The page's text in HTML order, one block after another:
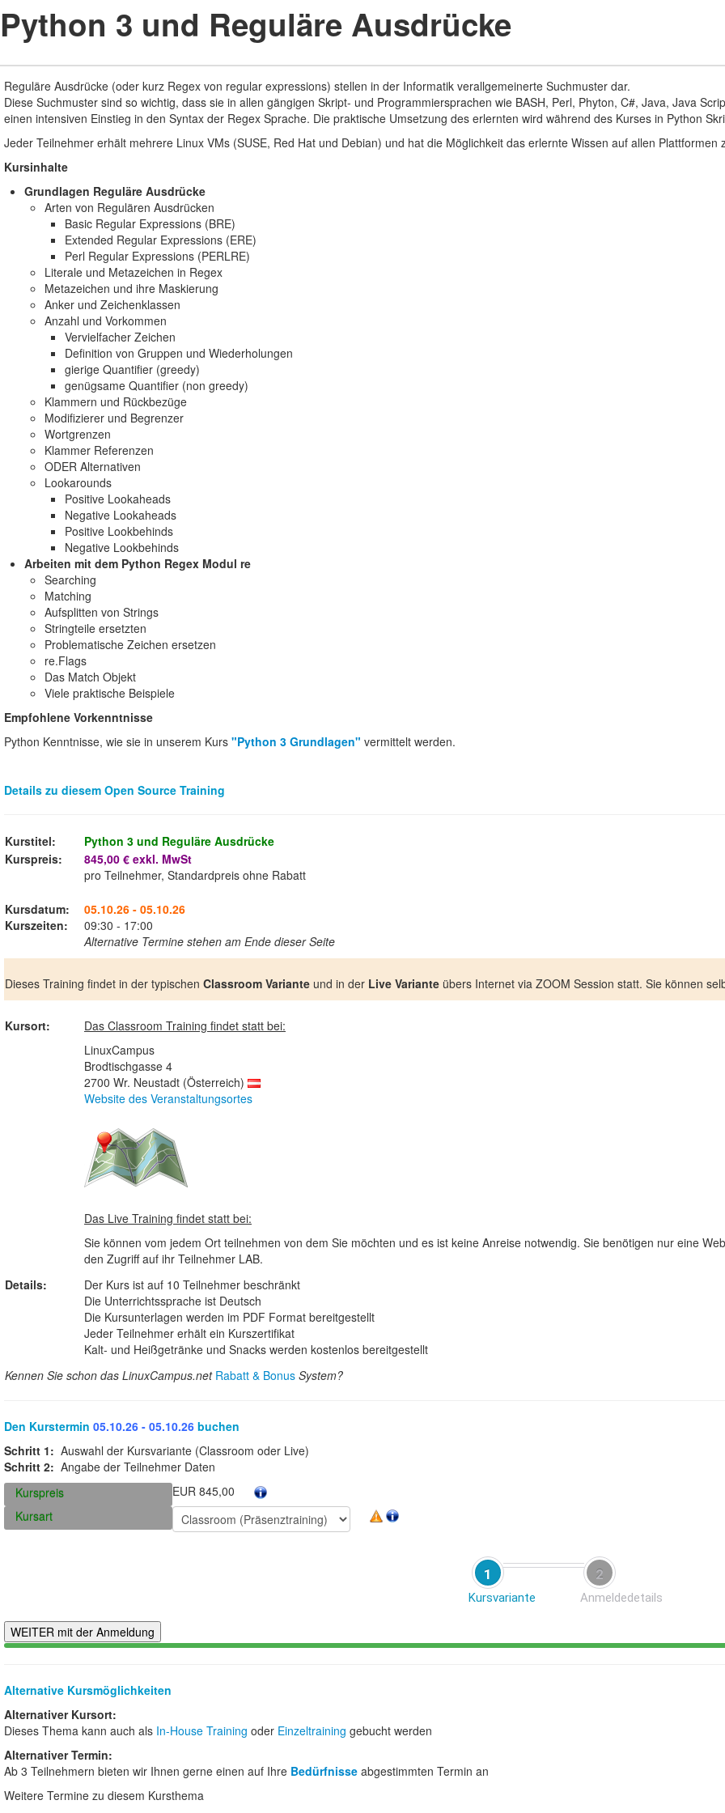
Python 3 und Reguläre Ausdrücke
Reguläre Ausdrücke (oder kurz Regex von regular expressions) stellen in der Informatik verallgemeinerte Suchmuster dar.
Diese Suchmuster sind so wichtig, dass sie in allen gängigen Skript- und Programmiersprachen wie BASH, Perl, Phyton, C#, Java, Java
einen intensiven Einstieg in den Syntax der Regex Sprache. Die praktische Umsetzung des erlernten wird während des Kurses in Python
Jeder Teilnehmer erhält mehrere Linux VMs (SUSE, Red Hat und Debian) und hat die Möglichkeit das erlernte Wissen auf allen Plattformen
Kursinhalte
Grundlagen Reguläre Ausdrücke
Arten von Regulären Ausdrücken
Basic Regular Expressions (BRE)
Extended Regular Expressions (ERE)
Perl Regular Expressions (PERLRE)
Literale und Metazeichen in Regex
Metazeichen und ihre Maskierung
Anker und Zeichenklassen
Anzahl und Vorkommen
Vervielfacher Zeichen
Definition von Gruppen und Wiederholungen
gierige Quantifier (greedy)
genügsame Quantifier (non greedy)
Klammern und Rückbezüge
Modifizierer und Begrenzer
Wortgrenzen
Klammer Referenzen
ODER Alternativen
Lookarounds
Positive Lookaheads
Negative Lookaheads
Positive Lookbehinds
Negative Lookbehinds
Arbeiten mit dem Python Regex Modul re
Searching
Matching
Aufsplitten von Strings
Stringteile ersetzten
Problematische Zeichen ersetzen
re.Flags
Das Match Objekt
Viele praktische Beispiele
Empfohlene Vorkenntnisse
Python Kenntnisse, wie sie in unserem Kurs "Python 3 Grundlagen" vermittelt werden.
Details zu diesem Open Source Training
Kurstitel:
Python 3 und Reguläre Ausdrücke
Kurspreis:
845,00 € exkl. MwSt
pro Teilnehmer, Standardpreis ohne Rabatt
Kursdatum:
Kurszeiten:
05.10.26 - 05.10.26
09:30 - 17:00
Alternative Termine stehen am Ende dieser Seite
Dieses Training findet in der typischen Classroom Variante und in der Live Variante übers Internet via ZOOM Session statt. Sie können
Kursort:
Das Classroom Training findet statt bei:
LinuxCampus
Brodtischgasse 4
2700 Wr. Neustadt (Österreich)
Website des Veranstaltungsortes
Das Live Training findet statt bei:
Sie können vom jedem Ort teilnehmen von dem Sie möchten und es ist keine Anreise notwendig. Sie benötigen nur eine
den Zugriff auf ihr Teilnehmer LAB.
Details:
Der Kurs ist auf 10 Teilnehmer beschränkt
Die Unterrichtssprache ist Deutsch
Die Kursunterlagen werden im PDF Format bereitgestellt
Jeder Teilnehmer erhält ein Kurszertifikat
Kalt- und Heißgetränke und Snacks werden kostenlos bereitgestellt
Kennen Sie schon das LinuxCampus.net Rabatt & Bonus System?
Den Kurstermin 05.10.26 - 05.10.26 buchen
Schritt 1: Auswahl der Kursvariante (Classroom oder Live)
Schritt 2: Angabe der Teilnehmer Daten
Kurspreis
EUR 845,00
Kursart
1
Kursvariante
2
Anmeldedetails
Alternative Kursmöglichkeiten
Alternativer Kursort:
Dieses Thema kann auch als In-House Training oder Einzeltraining gebucht werden
Alternativer Termin:
Ab 3 Teilnehmern bieten wir Ihnen gerne einen auf Ihre Bedürfnisse abgestimmten Termin an
Weitere Termine zu diesem Kursthema